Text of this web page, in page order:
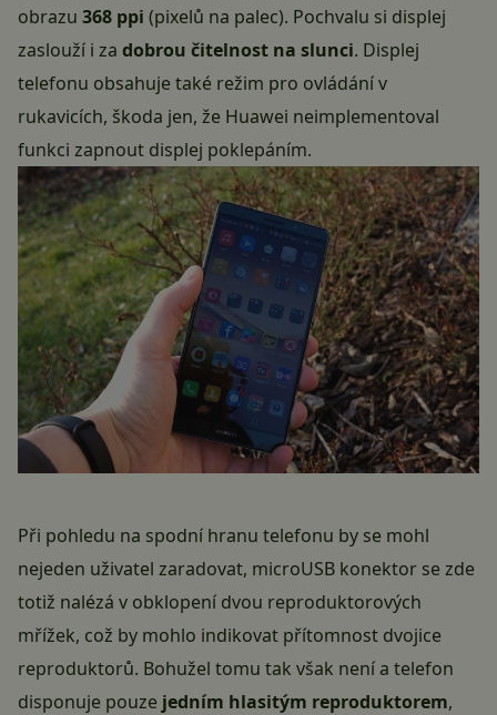
obrazu 368 ppi (pixelů na palec). Pochvalu si displej
zaslouží i za dobrou čitelnost na slunci. Displej
telefonu obsahuje také režim pro ovládání v
rukavicích, škoda jen, že Huawei neimplementoval
funkci zapnout displej poklepáním.
Při pohledu na spodní hranu telefonu by se mohl
nejeden uživatel zaradovat, microUSB konektor se zde
totiž nalézá v obklopení dvou reproduktorových
mřížek, což by mohlo indikovat přítomnost dvojice
reproduktorů. Bohužel tomu tak však není a telefon
disponuje pouze jedním hlasitým reproduktorem,